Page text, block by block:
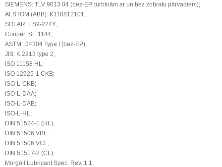
SIEMENS: TLV 9013 04 (bez-EP, turbīnām ar un bez zobratu pārvadiem);
ALSTOM (ABB): K110812101;
SOLAR: ES9-224Y;
Cooper: SE 1144;
ASTM: D4304 Type I (bez-EP);
JIS: K 2213 type 2;
ISO 11158 HL;
ISO 12925-1 CKB;
ISO-L-CKB;
ISO-L-DAA;
ISO-L-DAB;
ISO-L-HL;
DIN 51524-1 (HL);
DIN 51506 VBL;
DIN 51506 VCL;
DIN 51517-2 (CL);
Morgoil Lubricant Spec. Rev. 1.1;